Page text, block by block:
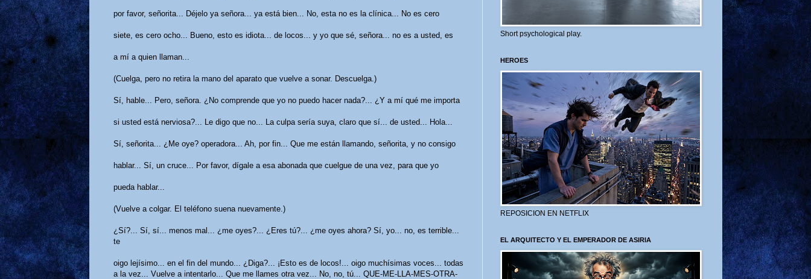
por favor, señorita... Déjelo ya señora... ya está bien... No, esta no es la clínica... No es cero
siete, es cero ocho... Bueno, esto es idiota... de locos... y yo que sé, señora... no es a usted, es
a mí a quien llaman...
(Cuelga, pero no retira la mano del aparato que vuelve a sonar. Descuelga.)
Sí, hable... Pero, señora. ¿No comprende que yo no puedo hacer nada?... ¿Y a mí qué me importa
si usted está nerviosa?... Le digo que no... La culpa sería suya, claro que sí... de usted... Hola...
Sí, señorita... ¿Me oye? operadora... Ah, por fin... Que me están llamando, señorita, y no consigo
hablar... Sí, un cruce... Por favor, dígale a esa abonada que cuelgue de una vez, para que yo
pueda hablar...
(Vuelve a colgar. El teléfono suena nuevamente.)
¿Sí?... Sí, sí... menos mal... ¿me oyes?... ¿Eres tú?... ¿me oyes ahora? Sí, yo... no, es terrible...
te
oigo lejísimo... en el fin del mundo... ¿Diga?... ¡Esto es de locos!... oigo muchísimas voces... todas
a la vez... Vuelve a intentarlo... Que me llames otra vez... No, no, tú... QUE-ME-LLA-MES-OTRA-
Short psychological play.
HEROES
REPOSICION EN NETFLIX
EL ARQUITECTO Y EL EMPERADOR DE ASIRIA